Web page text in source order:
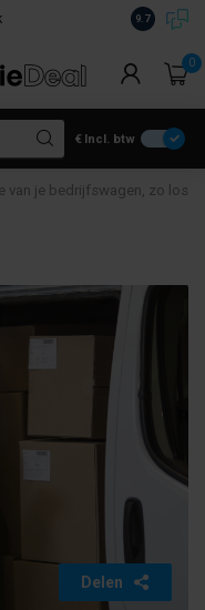
Gratis
9.7
0
€ Incl. btw
van je bedrijfswagen, zo los
Delen